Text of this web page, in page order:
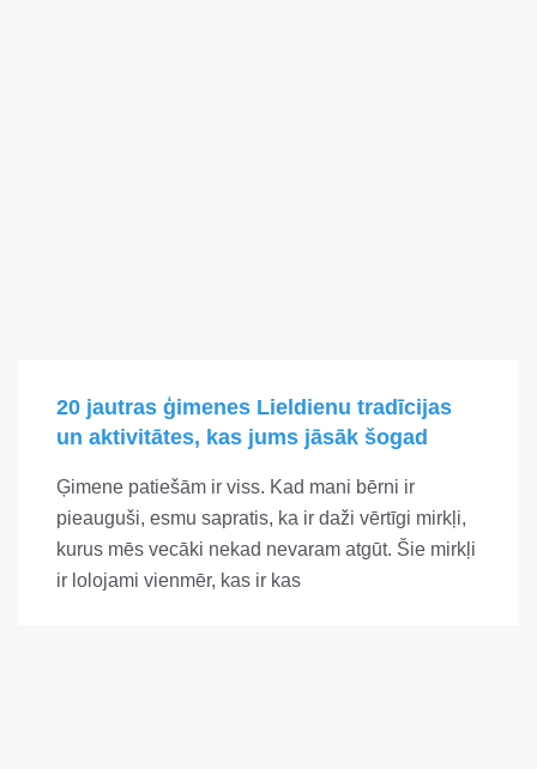
20 jautras ģimenes Lieldienu tradīcijas
un aktivitātes, kas jums jāsāk šogad
Ģimene patiešām ir viss. Kad mani bērni ir
pieauguši, esmu sapratis, ka ir daži vērtīgi mirkļi,
kurus mēs vecāki nekad nevaram atgūt. Šie mirkļi
ir lolojami vienmēr, kas ir kas